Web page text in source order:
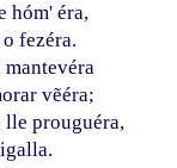
hóm' éra,
fezéra.
vẽéra;
prouguéra,